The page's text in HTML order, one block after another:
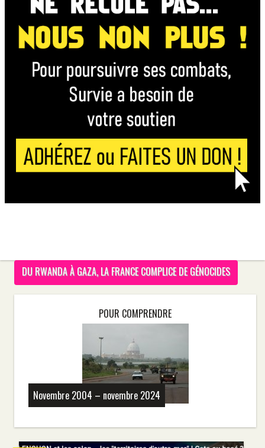
DU RWANDA À GAZA, LA FRANCE COMPLICE DE GÉNOCIDES
POUR COMPRENDRE
Novembre 2004 – novembre 2024